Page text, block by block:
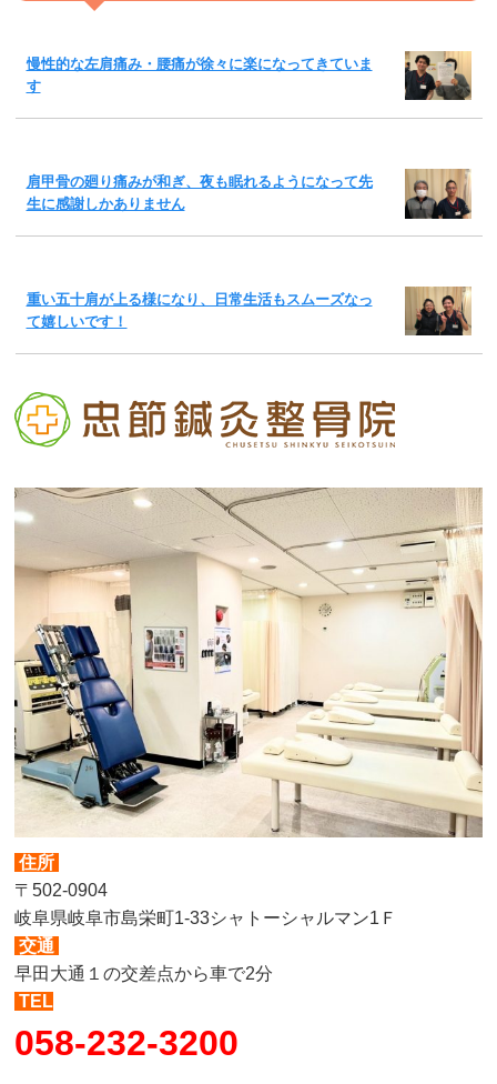
慢性的な左肩痛み・腰痛が徐々に楽になってきていま
す
肩甲骨の廻り痛みが和ぎ、夜も眠れるようになって先
生に感謝しかありません
重い五十肩が上る様になり、日常生活もスムーズなっ
て嬉しいです！
住所
〒502-0904
岐阜県岐阜市島栄町1-33シャトーシャルマン1Ｆ
交通
早田大通１の交差点から車で2分
TEL
058-232-3200